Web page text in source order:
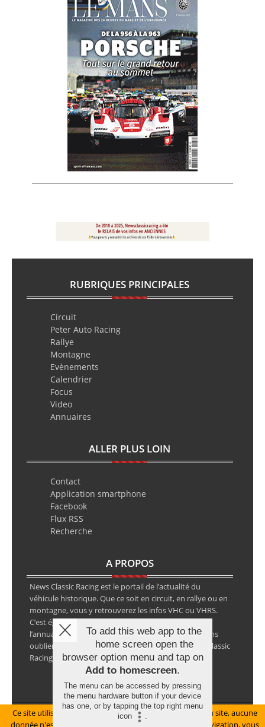
RUBRIQUES PRINCIPALES
Circuit
Peter Auto Racing
Rallye
Montagne
Evènements
Calendrier
Focus
Video
Annuaires
ALLER PLUS LOIN
Contact
Application smartphone
Facebook
Flux RSS
Recherche
A PROPOS
News Classic Racing est le portail de l’actualité du
véhicule historique. Que ce soit en circuit, en rallye ou en
montagne, vous y retrouverez les infos VHC ou VHRS.
C’est également le calendrier des épreuves ainsi que
l’annuaire des spécialistes de la voiture ancienne, sans
oublier les petites annonces avec notre partenaire Classic
Racing Annonces.
Mentions légales
Ce site utilise des cookies pour le bon fonctionnement du site, aucune
donnée n'est collectée à ce titre. En poursuivant votre navigation, vous
To add this web app to the
home screen open the
browser option menu and tap on
Add to homescreen.
The menu can be accessed by pressing
the menu hardware button if your device
has one, or by tapping the top right menu
icon
.